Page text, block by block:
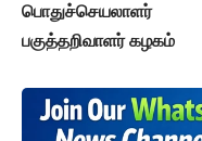
பொதுச்செயலாளர்
பகுத்தறிவாளர் கழகம்